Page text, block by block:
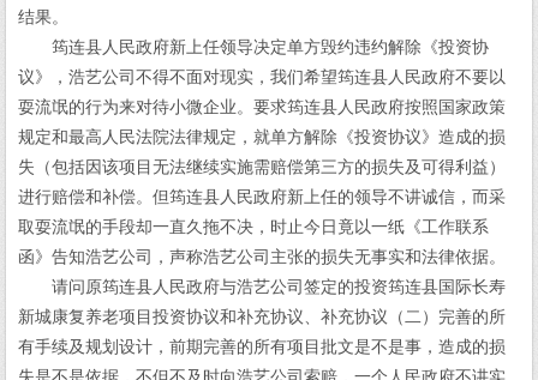
结果。
筠连县人民政府新上任领导决定单方毁约违约解除《投资协
议》，浩艺公司不得不面对现实，我们希望筠连县人民政府不要以
耍流氓的行为来对待小微企业。要求筠连县人民政府按照国家政策
规定和最高人民法院法律规定，就单方解除《投资协议》造成的损
失（包括因该项目无法继续实施需赔偿第三方的损失及可得利益）
进行赔偿和补偿。但筠连县人民政府新上任的领导不讲诚信，而采
取耍流氓的手段却一直久拖不决，时止今日竟以一纸《工作联系
函》告知浩艺公司，声称浩艺公司主张的损失无事实和法律依据。
请问原筠连县人民政府与浩艺公司签定的投资筠连县国际长寿
新城康复养老项目投资协议和补充协议、补充协议（二）完善的所
有手续及规划设计，前期完善的所有项目批文是不是事，造成的损